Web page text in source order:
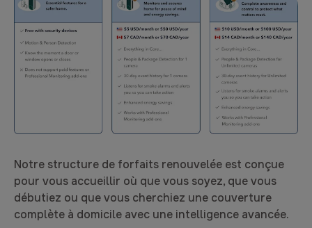
Notre structure de forfaits renouvelée est conçue
pour vous accueillir où que vous soyez, que vous
débutiez ou que vous cherchiez une couverture
complète à domicile avec une intelligence avancée.